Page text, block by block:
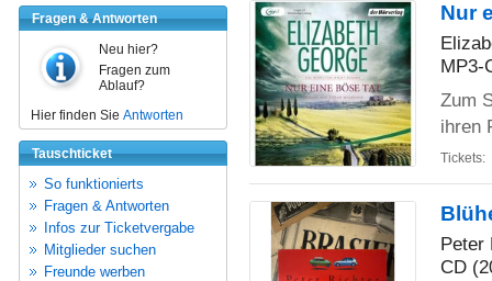
Fragen & Antworten
Neu hier?
Fragen zum
Ablauf?
Hier finden Sie Antworten
Tauschticket
So funktionierts
Fragen & Antworten
Infos zur Ticketvergabe
Mitglieder suchen
Freunde werben
Nur
MP3-
Zum
ihren
Tickets:
Peter
CD